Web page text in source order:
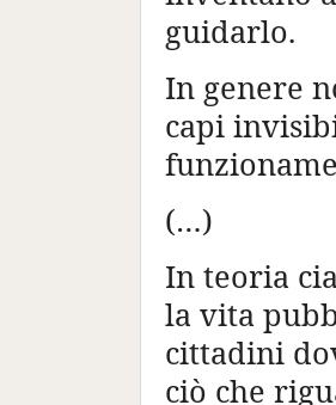
guidarlo.
In genere
capi
(…)
In teoria
la vita
cittadini
ciò che